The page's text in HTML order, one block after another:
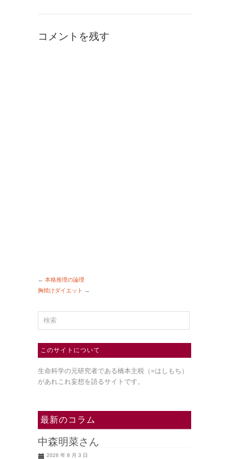
コメントを残す
← 本格推理の論理
胸焼けダイエット →
このサイトについて
生命科学の元研究者である橋本主税（=はしもち）
があれこれ妄想を語るサイトです。
最新のコラム
中森明菜さん
2026 年 8 月 3 日